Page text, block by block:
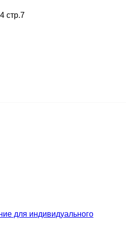
стр.7
для индивидуального